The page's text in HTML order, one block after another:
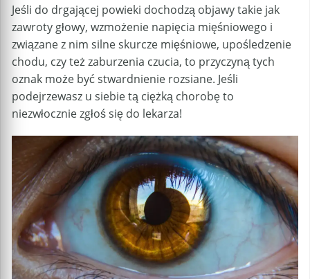
Jeśli do drgającej powieki dochodzą objawy takie jak
zawroty głowy, wzmożenie napięcia mięśniowego i
związane z nim silne skurcze mięśniowe, upośledzenie
chodu, czy też zaburzenia czucia, to przyczyną tych
oznak może być stwardnienie rozsiane. Jeśli
podejrzewasz u siebie tą ciężką chorobę to
niezwłocznie zgłoś się do lekarza!